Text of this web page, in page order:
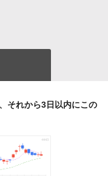
それから3日以内にこの